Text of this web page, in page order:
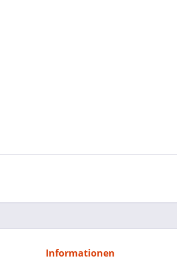
Informationen